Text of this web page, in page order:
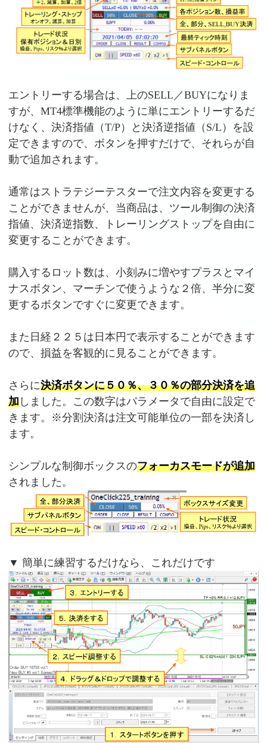
エントリーする場合は、上のSELL／BUYになりま
すが、MT4標準機能のように単にエントリーするだ
けなく、決済指値（T/P）と決済逆指値（S/L）を設
定できますので、ボタンを押すだけで、それらが自
動で追加されます。
通常はストラテジーテスターで注文内容を変更する
ことができませんが、当商品は、ツール制御の決済
指値、決済逆指数、トレーリングストップを自由に
変更することができます。
購入するロット数は、小刻みに増やすプラスとマイ
ナスボタン、マーチンで使うような２倍、半分に変
更するボタンですぐに変更できます。
また日経２２５は日本円で表示することができます
ので、損益を客観的に見ることができます。
さらに決済ボタンに５０％、３０％の部分決済を追
加しました。この数字はパラメータで自由に設定で
きます。※分割決済は注文可能単位の一部を決済し
ます。
シンプルな制御ボックスのフォーカスモードが追加
されました。
▼ 簡単に練習するだけなら、これだけです